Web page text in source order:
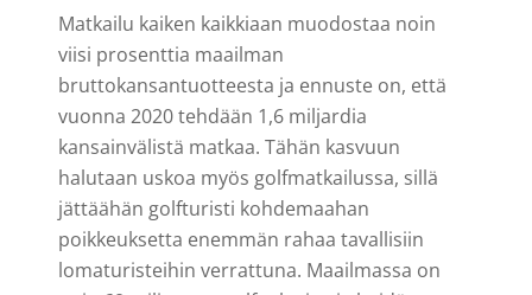
Matkailu kaiken kaikkiaan muodostaa noin
viisi prosenttia maailman
bruttokansantuotteesta ja ennuste on, että
vuonna 2020 tehdään 1,6 miljardia
kansainvälistä matkaa. Tähän kasvuun
halutaan uskoa myös golfmatkailussa, sillä
jättäähän golfturisti kohdemaahan
poikkeuksetta enemmän rahaa tavallisiin
lomaturisteihin verrattuna. Maailmassa on